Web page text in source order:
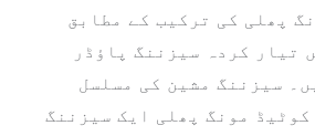
پھلی کی ترکیب کے مطابق
تیار کردہ سیزننگ پاؤڈر
سیزننگ مشین کی مسلسل
مونگ پھلی ایک سیزننگ